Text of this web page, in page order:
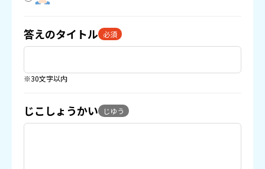
答えのタイトル 必須
※30文字以内
じこしょうかい じゆう